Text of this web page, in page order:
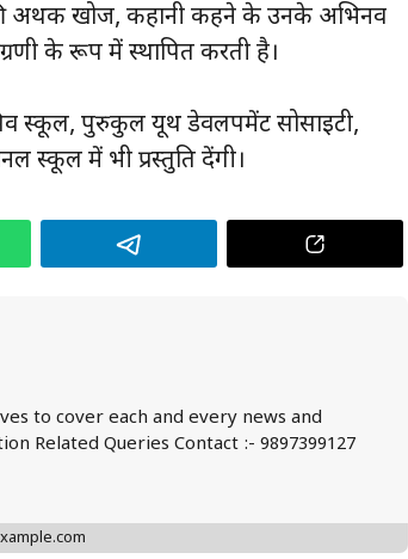
अथक खोज, कहानी कहने के उनके अभिनव
के रूप में स्थापित करती है।
स्कूल, पुरुकुल यूथ डेवलपमेंट सोसाइटी,
स्कूल में भी प्रस्तुति देंगी।
to cover each and every news and
Related Queries Contact :- 9897399127